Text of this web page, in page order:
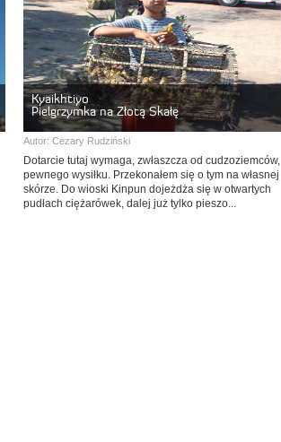
Kyaikhtiyo
Pielgrzymka na Złotą Skałę
Autor: Cezary Rudziński
Dotarcie tutaj wymaga, zwłaszcza od cudzoziemców,
pewnego wysiłku. Przekonałem się o tym na własnej
skórze. Do wioski Kinpun dojeżdża się w otwartych
pudłach ciężarówek, dalej już tylko pieszo...